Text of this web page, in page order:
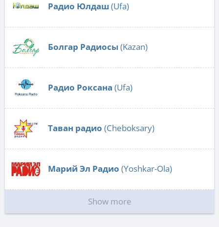
Радио Юлдаш(Ufa)
Болгар Радиосы(Kazan)
Радио Роксана (Ufa)
Таван радио (Cheboksary)
Марий Эл Радио (Yoshkar-Ola)
Show more